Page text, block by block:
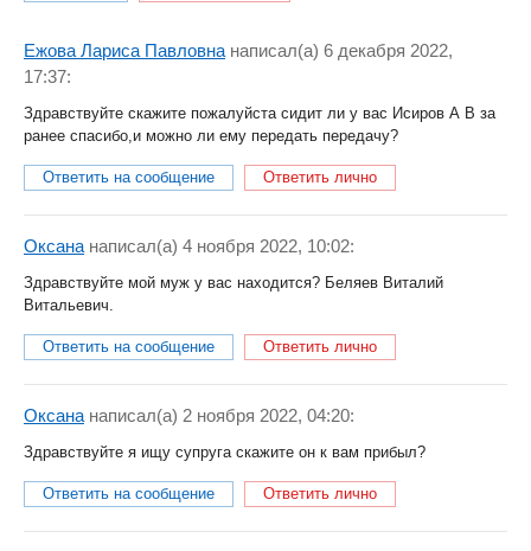
Ежова Лариса Павловна написал(a) 6 декабря 2022,
17:37:
Здравствуйте скажите пожалуйста сидит ли у вас Исиров А В за
ранее спасибо,и можно ли ему передать передачу?
Ответить на сообщение Ответить лично
Оксана написал(a) 4 ноября 2022, 10:02:
Здравствуйте мой муж у вас находится? Беляев Виталий
Витальевич.
Ответить на сообщение Ответить лично
Оксана написал(a) 2 ноября 2022, 04:20:
Здравствуйте я ищу супруга скажите он к вам прибыл?
Ответить на сообщение Ответить лично